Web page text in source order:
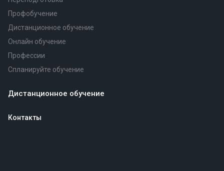
Профобучение
Дистанционное обучение
Онлайн обучение
Профессии
Спланируйте обучение
Дистанционное обучение
Контакты